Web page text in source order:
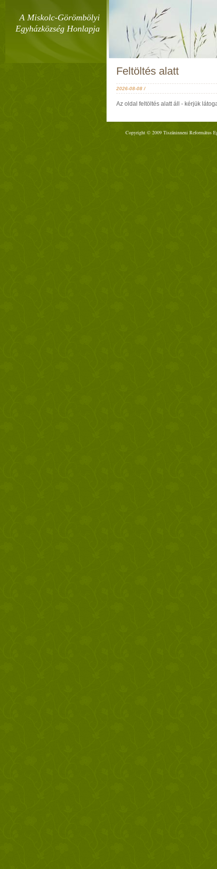
A Miskolc-Görömbölyi
Egyházközség Honlapja
Feltöltés alatt
2026-08-08 /
Az oldal feltöltés alatt áll - kérjük
Copyright © 2009 Tiszáninneni Református